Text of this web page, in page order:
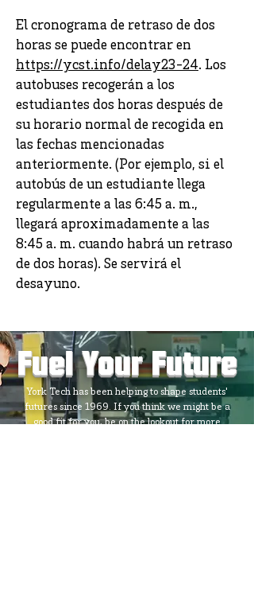
El cronograma de retraso de dos
horas se puede encontrar en
https://ycst.info/delay23-24. Los
autobuses recogerán a los
estudiantes dos horas después de
su horario normal de recogida en
las fechas mencionadas
anteriormente. (Por ejemplo, si el
autobús de un estudiante llega
regularmente a las 6:45 a. m.,
llegará aproximadamente a las
8:45 a. m. cuando habrá un retraso
de dos horas). Se servirá el
desayuno.
Fuel Your Future
York Tech has been helping to shape students'
futures since 1969. If you think we might be a
good fit for you, be on the lookout for more